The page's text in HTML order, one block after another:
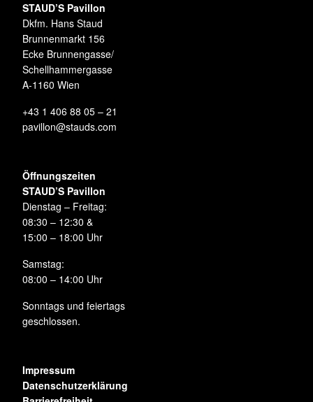
STAUD’S Pavillon
Dkfm. Hans Staud
Brunnenmarkt 156
Ecke Brunnengasse/
Schellhammergasse
A-1160 Wien
+43 1 406 88 05 – 21
pavillon@stauds.com
Öffnungszeiten
STAUD’S Pavillon
Dienstag – Freitag:
08:30 – 12:30 &
15:00 – 18:00 Uhr
Samstag:
08:00 – 14:00 Uhr
Sonntags und feiertags
geschlossen.
Impressum
Datenschutzerklärung